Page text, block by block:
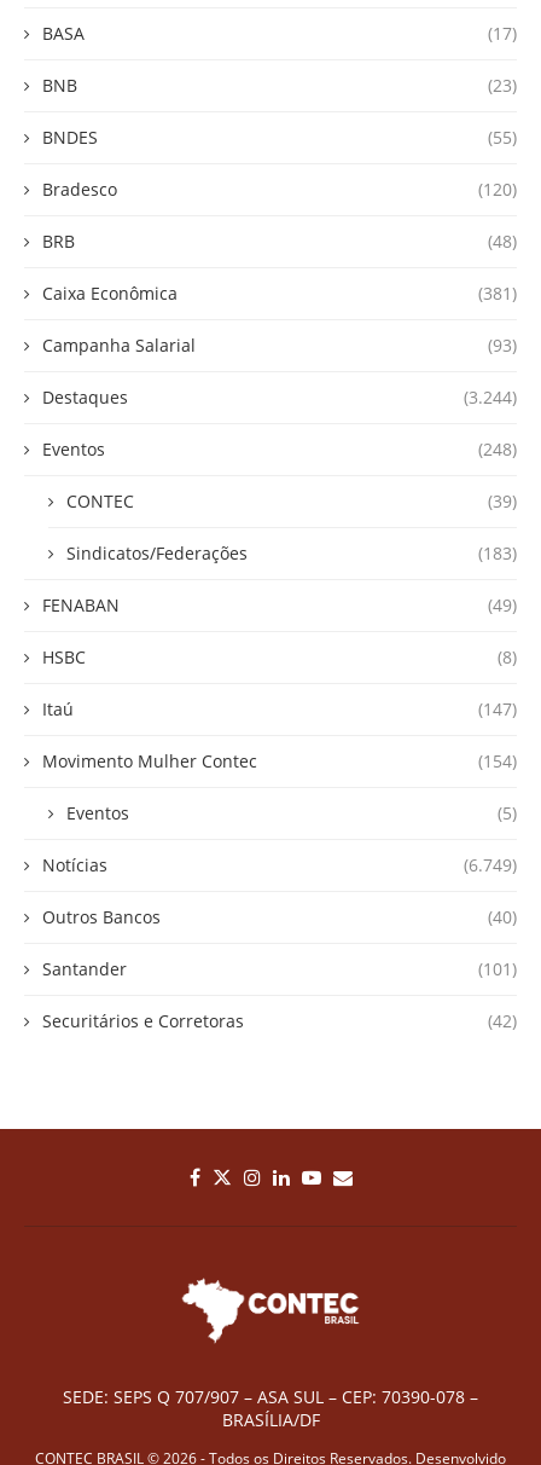
BASA (17)
BNB (23)
BNDES (55)
Bradesco (120)
BRB (48)
Caixa Econômica (381)
Campanha Salarial (93)
Destaques (3.244)
Eventos (248)
CONTEC (39)
Sindicatos/Federações (183)
FENABAN (49)
HSBC (8)
Itaú (147)
Movimento Mulher Contec (154)
Eventos (5)
Notícias (6.749)
Outros Bancos (40)
Santander (101)
Securitários e Corretoras (42)
SEDE: SEPS Q 707/907 – ASA SUL – CEP: 70390-078 –
BRASÍLIA/DF
CONTEC BRASIL © 2026 - Todos os Direitos Reservados. Desenvolvido